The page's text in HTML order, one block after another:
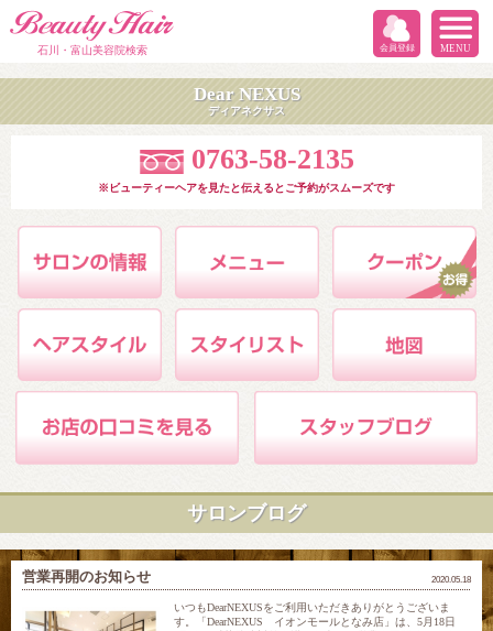
石川・富山美容院検索 MENU
会員登録
Dear NEXUS
ディアネクサス
0763-58-2135
※ビューティーヘアを見たと伝えるとご予約がスムーズです
サロンブログ
2020.05.18
営業再開のお知らせ
いつもDearNEXUSをご利用いただきありがとうございま
す。「DearNEXUS イオンモールとなみ店」は、5月18日